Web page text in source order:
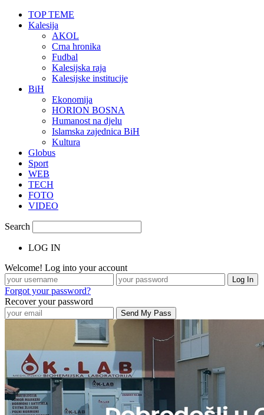
TOP TEME
Kalesija
AKOL
Crna hronika
Fudbal
Kalesijska raja
Kalesijske institucije
BiH
Ekonomija
HORION BOSNA
Humanost na djelu
Islamska zajednica BiH
Kultura
Globus
Sport
WEB
TECH
FOTO
VIDEO
Search
LOG IN
Welcome! Log into your account
Forgot your password?
Recover your password